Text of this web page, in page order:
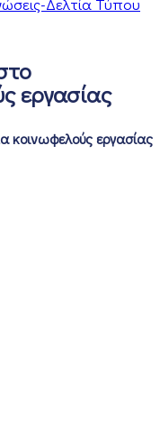
εργασίας
εργασίας